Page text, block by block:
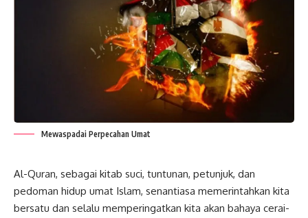
Mewaspadai Perpecahan Umat
Al-Quran, sebagai kitab suci, tuntunan, petunjuk, dan
pedoman hidup umat Islam, senantiasa memerintahkan kita
bersatu dan selalu memperingatkan kita akan bahaya cerai-